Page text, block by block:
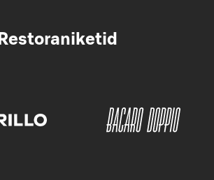
Restoraniketid